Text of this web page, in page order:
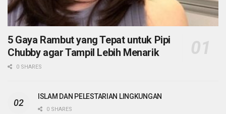
5 Gaya Rambut yang Tepat untuk Pipi
Chubby agar Tampil Lebih Menarik
0 SHARES
ISLAM DAN PELESTARIAN LINGKUNGAN
0 SHARES